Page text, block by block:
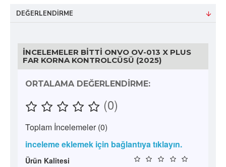
DEĞERLENDIRME
İNCELEMELER BITTI ONVO OV-013 X PLUS
FAR KORNA KONTROLCÜSÜ (2025)
ORTALAMA DEĞERLENDIRME:
(0)
Toplam İncelemeler (0)
inceleme eklemek için bağlantıya tıklayın.
Ürün Kalitesi